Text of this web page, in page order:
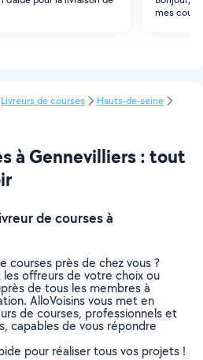
mes
Livreurs de courses
Hauts-de-seine
à Gennevilliers : tout
de courses à
courses près de chez vous ?
offreurs de votre choix ou
de tous les membres à
AlloVoisins vous met en
de courses, professionnels et
capables de vous répondre
pour réaliser tous vos projets !